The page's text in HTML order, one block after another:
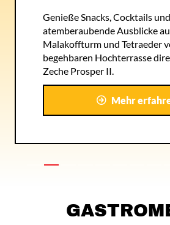
handgemachtes Bier und
Tastings – ideal für einen
mit Freunden.
Mehr